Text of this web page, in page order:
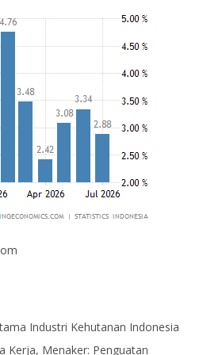
Industri Kehutanan Indonesia
Kerja, Menaker: Penguatan